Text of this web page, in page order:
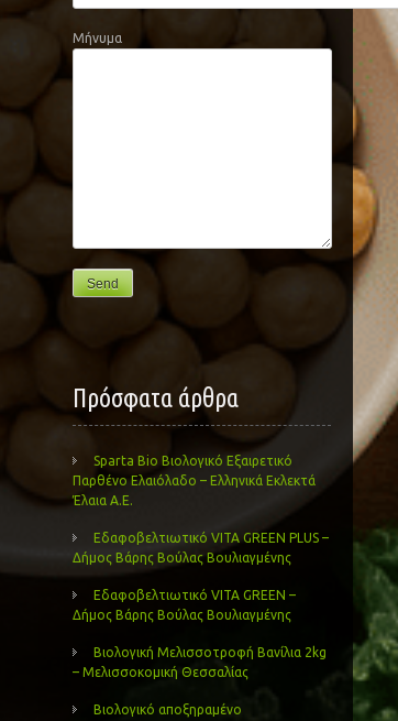
Μήνυμα
Πρόσφατα άρθρα
Sparta Bio Βιολογικό Εξαιρετικό
Παρθένο Ελαιόλαδο – Ελληνικά Εκλεκτά
Έλαια Α.Ε.
Εδαφοβελτιωτικό VITA GREEN PLUS –
Δήμος Βάρης Βούλας Βουλιαγμένης
Εδαφοβελτιωτικό VITA GREEN –
Δήμος Βάρης Βούλας Βουλιαγμένης
Βιολογική Μελισσοτροφή Βανίλια 2kg
– Μελισσοκομική Θεσσαλίας
Βιολογικό αποξηραμένο